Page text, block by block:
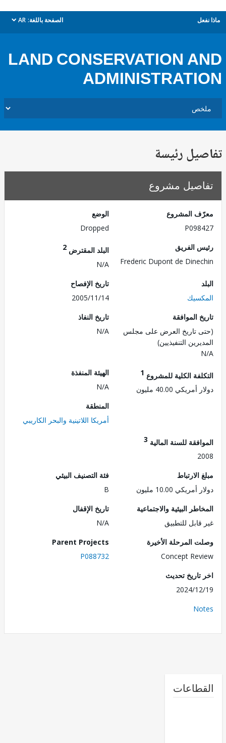
الصفحة باللغة: AR
dropdown
LAND CONSERVATION
رئيسة
مشروع
المشروع
Dropped
الفريق
Frederic Dupont de
البلد المقترض
N/A
تاريخ الإفصاح
2005/11/14
الموافقة
تاريخ العرض على مجلس
التنفيذيين)
تاريخ النفاذ
N/A
الكلية للمشروع1
40.00 مليون
الهيئة المنفذة
أمريكا اللاتينية والبحر الكاريبي
للسنة المالية3
10.00 مليون
فئة التصنيف البيئي
البيئية والاجتماعية
للتطبيق
تاريخ الإقفال
المرحلة الأخيرة
Concept
Parent Projects
P088732
تحديث
2024/